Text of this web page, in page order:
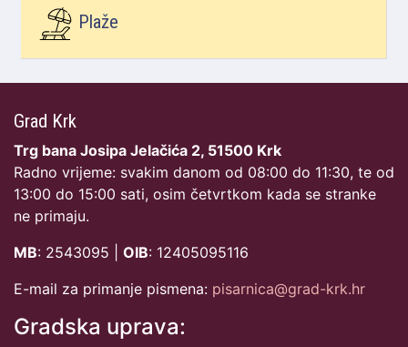
Plaže
Grad Krk
Trg bana Josipa Jelačića 2, 51500 Krk
Radno vrijeme: svakim danom od 08:00 do 11:30, te od
13:00 do 15:00 sati, osim četvrtkom kada se stranke
ne primaju.
MB: 2543095 | OIB: 12405095116
E-mail za primanje pismena: pisarnica@grad-krk.hr
Gradska uprava: